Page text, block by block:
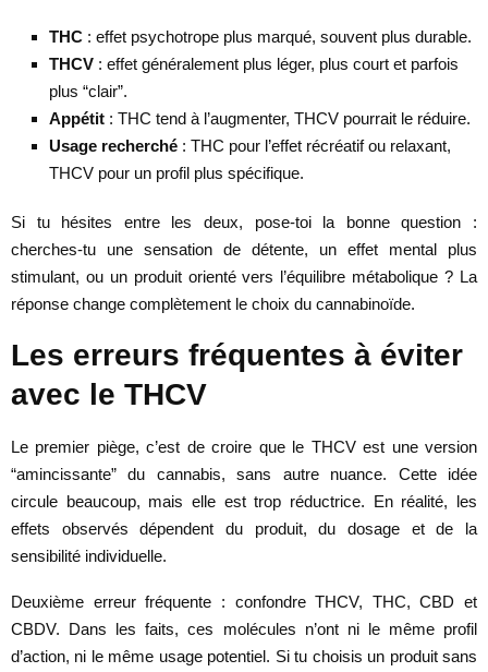
THC : effet psychotrope plus marqué, souvent plus durable.
THCV : effet généralement plus léger, plus court et parfois
plus “clair”.
Appétit : THC tend à l’augmenter, THCV pourrait le réduire.
Usage recherché : THC pour l’effet récréatif ou relaxant,
THCV pour un profil plus spécifique.
Si tu hésites entre les deux, pose-toi la bonne question :
cherches-tu une sensation de détente, un effet mental plus
stimulant, ou un produit orienté vers l’équilibre métabolique ? La
réponse change complètement le choix du cannabinoïde.
Les erreurs fréquentes à éviter
avec le THCV
Le premier piège, c’est de croire que le THCV est une version
“amincissante” du cannabis, sans autre nuance. Cette idée
circule beaucoup, mais elle est trop réductrice. En réalité, les
effets observés dépendent du produit, du dosage et de la
sensibilité individuelle.
Deuxième erreur fréquente : confondre THCV, THC, CBD et
CBDV. Dans les faits, ces molécules n’ont ni le même profil
d’action, ni le même usage potentiel. Si tu choisis un produit sans